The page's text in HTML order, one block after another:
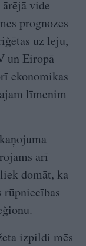
vide
prognozes
uz leju,
un Eiropā
ekonomikas
līmenim
arī
domāt, ka
izpildi mēs